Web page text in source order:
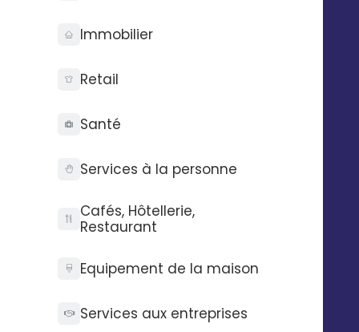
Immobilier
Retail
Santé
Services à la personne
Cafés, Hôtellerie,
Restaurant
Equipement de la maison
Services aux entreprises
charte